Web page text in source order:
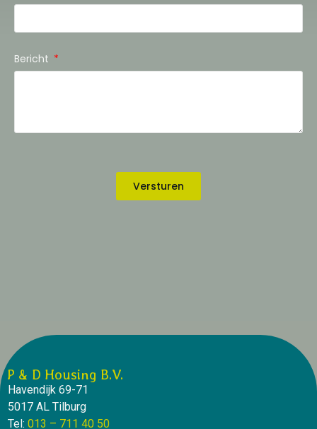
Bericht
Versturen
P & D Housing B.V.
Havendijk 69-71
5017 AL Tilburg
Tel: 013 – 711 40 50